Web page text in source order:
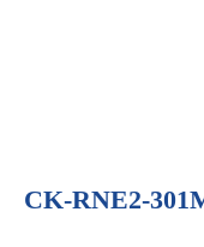
CK-RNE2-